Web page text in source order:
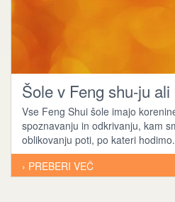
Šole v Feng shu-ju
Vse Feng Shui šole imajo
spoznavanju in odkrivanju, kam
oblikovanju poti, po kateri
› PREBERI VEČ